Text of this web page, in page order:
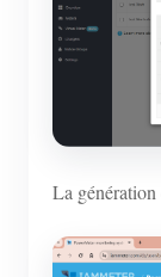
La